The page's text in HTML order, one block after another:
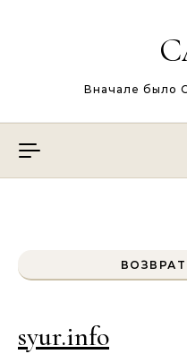
Вначале было
syur.info